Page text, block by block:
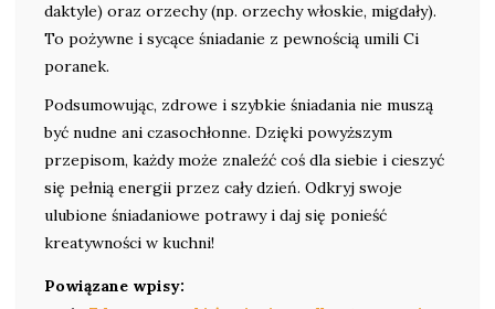
daktyle) oraz orzechy (np. orzechy włoskie, migdały).
To pożywne i sycące śniadanie z pewnością umili Ci
poranek.
Podsumowując, zdrowe i szybkie śniadania nie muszą
być nudne ani czasochłonne. Dzięki powyższym
przepisom, każdy może znaleźć coś dla siebie i cieszyć
się pełnią energii przez cały dzień. Odkryj swoje
ulubione śniadaniowe potrawy i daj się ponieść
kreatywności w kuchni!
Powiązane wpisy: